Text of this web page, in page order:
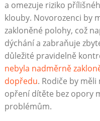
a omezuje riziko
klouby. Novorozenci by
zakloněné polohy, což
dýchání a zabraňuje
důležité pravidelně
nebyla nadměrně
dopředu. Rodiče by
opření dítěte bez opory
problémům.